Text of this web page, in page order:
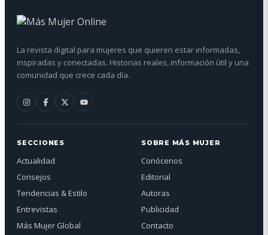
La revista digital para mujeres que quieren estar informadas,
inspiradas y conectadas. Historias reales, información útil y una
comunidad que crece cada día.
SECCIONES
Actualidad
Consejos
Tendencias & Estilo
Entrevistas
Más Mujer Global
SOBRE MÁS MUJER
Conócenos
Editorial
Autoras
Publicidad
Contacto